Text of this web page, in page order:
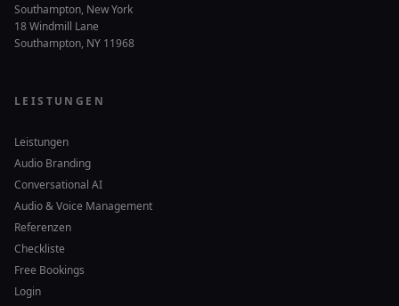
Southampton, New York
18 Windmill Lane
Southampton, NY 11968
LEISTUNGEN
Leistungen
Audio Branding
Conversational AI
Audio & Voice Management
Referenzen
Checkliste
Free Bookings
Login